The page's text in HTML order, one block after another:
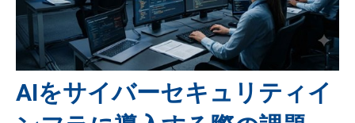
AIをサイバーセキュリティイ